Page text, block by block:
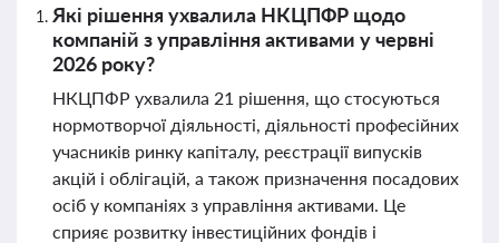
Які рішення ухвалила НКЦПФР щодо
компаній з управління активами у червні
2026 року?
НКЦПФР ухвалила 21 рішення, що стосуються
нормотворчої діяльності, діяльності професійних
учасників ринку капіталу, реєстрації випусків
акцій і облігацій, а також призначення посадових
осіб у компаніях з управління активами. Це
сприяє розвитку інвестиційних фондів і